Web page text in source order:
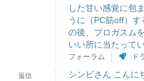
した甘い感覚に包
うに（PC筋off）
の後、プロガスム
いい所に当たって
フォーラム ド
返信
シンビさん こんに